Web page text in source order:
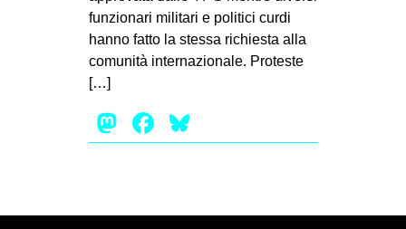
ANTIFASCISMO
DIRITTO ALL’ABITARE
MIGRAZIONI
funzionari militari e politici curdi
hanno fatto la stessa richiesta alla
comunità internazionale. Proteste
[…]
Mastodon
Facebook